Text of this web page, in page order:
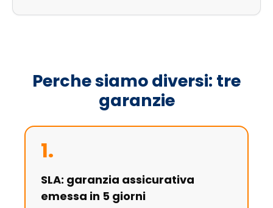
Perche siamo diversi: tre
garanzie
1.
SLA: garanzia assicurativa
emessa in 5 giorni